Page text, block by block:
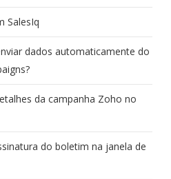
SalesIq
dados automaticamente do
da campanha Zoho no
do boletim na janela de